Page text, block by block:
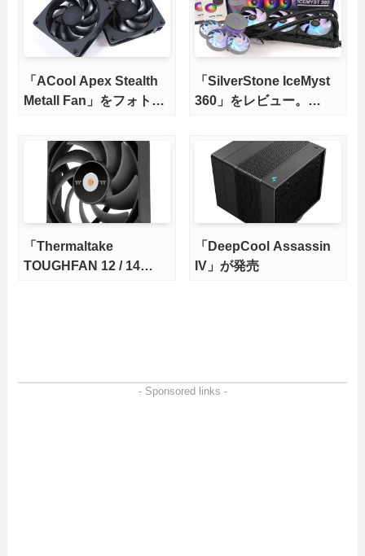
「ACool Apex Stealth
Metall Fan」をフォトレ
レームで重厚感が凄い
「SilverStone IceMyst
360」をレビュー。
に水冷ヘッドファンを増
設可能！
「Thermaltake
TOUGHFAN 12 / 14
「DeepCool Assassin
IV」が発売
- Sponsored links -